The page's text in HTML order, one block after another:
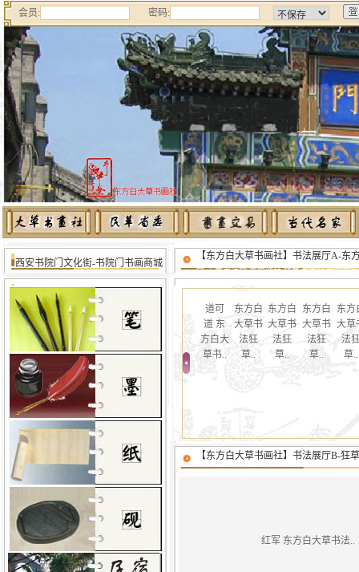
会员: 密码:
西安书院门文化街-书院门书画商城
【东方白大草书画社】书法展厅A-东
家,大草书法家,西安碑林,狂草书法网,书画交
道可
道 东
方白大
草书..
东方白
大草书
法狂
草..
东方白
大草书
法狂
草..
东方白
大草书
法狂
草..
东方
大草
法
草..
【东方白大草书画社】书法展厅B-狂
红军 东方白大草书法..